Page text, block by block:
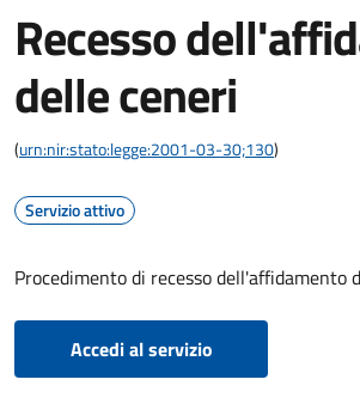
Recesso
delle ceneri
(urn:nir:stato:legge:2001-03-30;130)
Servizio attivo
Procedimento di recesso dell'affidamento
Accedi al servizio